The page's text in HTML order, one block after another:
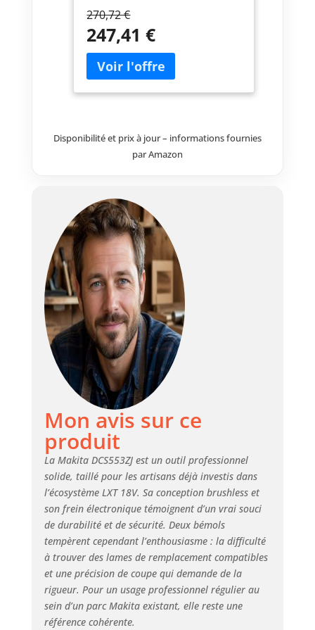
fil|scie circulaire 18 V|scie
circulaire portative|scie
circulaire a batterie|scie
circulaire sur batterie|scie
circulaire 150
mm|DCS553Z|DCS553|DCS553Z
270,72 €
247,41 €
Disponibilité et prix à jour – informations fournies
par Amazon
Mon avis sur ce
produit
La Makita DCS553ZJ est un outil professionnel
solide, taillé pour les artisans déjà investis dans
l’écosystème LXT 18V. Sa conception brushless et
son frein électronique témoignent d’un vrai souci
de durabilité et de sécurité. Deux bémols
tempèrent cependant l’enthousiasme : la difficulté
à trouver des lames de remplacement compatibles
et une précision de coupe qui demande de la
rigueur. Pour un usage professionnel régulier au
sein d’un parc Makita existant, elle reste une
référence cohérente.